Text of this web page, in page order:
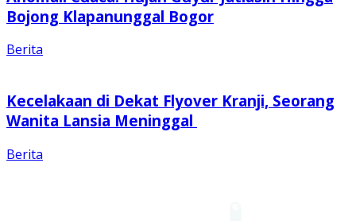
Bojong Klapanunggal Bogor
Berita
Kecelakaan di Dekat Flyover Kranji, Seorang
Wanita Lansia Meninggal
Berita